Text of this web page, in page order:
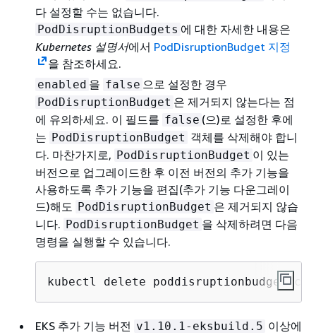
다 설정할 수는 없습니다.
PodDisruptionBudgets 에 대한 자세한 내용은
Kubernetes 설명서에서 PodDisruptionBudget 지정
을 참조하세요.
enabled 을 false 으로 설정한 경우
PodDisruptionBudget 은 제거되지 않는다는 점
에 유의하세요. 이 필드를 false (으)로 설정한 후에
는 PodDisruptionBudget 객체를 삭제해야 합니
다. 마찬가지로, PodDisruptionBudget 이 있는
버전으로 업그레이드한 후 이전 버전의 추가 기능을
사용하도록 추가 기능을 편집(추가 기능 다운그레이
드)해도 PodDisruptionBudget 은 제거되지 않습
니다. PodDisruptionBudget 을 삭제하려면 다음
명령을 실행할 수 있습니다.
kubectl delete poddisruptionbudget
EKS 추가 기능 버전 v1.10.1-eksbuild.5 이상에